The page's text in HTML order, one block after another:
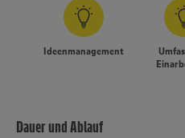
Ideenmanagement
Dauer und Ablauf